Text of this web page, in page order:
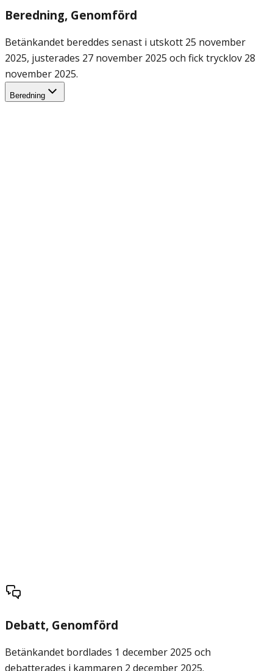
Beredning, Genomförd
Betänkandet bereddes senast i utskott 25 november
2025, justerades 27 november 2025 och fick trycklov 28
november 2025.
Beredning
Debatt, Genomförd
Betänkandet bordlades 1 december 2025 och
debatterades i kammaren 2 december 2025.